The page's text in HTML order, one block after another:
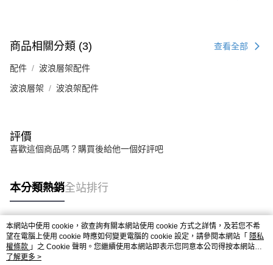
商品相關分類 (3) 查看全部
配件 波浪層架配件
波浪層架 波浪架配件
評價
喜歡這個商品嗎？購買後給他一個好評吧
本分類熱銷全站排行
熱門標籤
本網站中使用 cookie，欲查詢有關本網站使用 cookie 方式之詳情，及若您不希
望在電腦上使用 cookie 時應如何變更電腦的 cookie 設定，請參閱本網站「 隱私
權條款 」之 Cookie 聲明。您繼續使用本網站即表示您同意本公司得按本網站使
用條款之 Cookie 聲明使用 cookie。
了解更多 >